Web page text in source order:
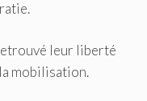
leur liberté
mobilisation.